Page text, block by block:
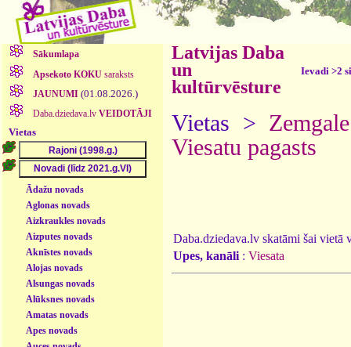
Sākumlapa
Apsekoto KOKUsaraksts
JAUNUMI (01.08.2026.)
Daba.dziedava.lv VEIDOTĀJI
Vietas
Ādažu novads
Aglonas novads
Aizkraukles novads
Aizputes novads
Aknīstes novads
Alojas novads
Alsungas novads
Alūksnes novads
Amatas novads
Apes novads
Latvijas Daba
un
kultūrvēsture
Ievadi >2
Vietas > Zemgale
Viesatu pagasts
Daba.dziedava.lv skatāmi šai vietā
Upes, kanāli : Viesata